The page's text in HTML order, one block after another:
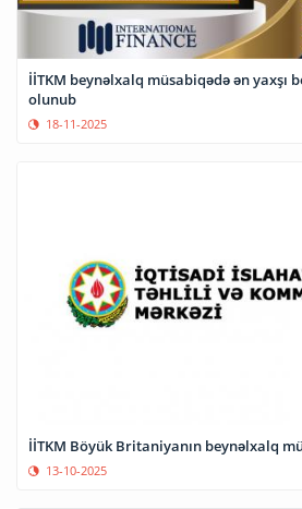
İİTKM beynəlxalq müsabiqədə ən yaxşı
olunub
18-11-2025
İİTKM Böyük Britaniyanın beynəlxalq
13-10-2025